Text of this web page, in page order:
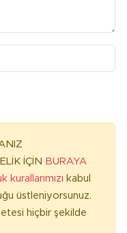
İÇİN BURAYA
kurallarımızı kabul
üstleniyorsunuz.
hiçbir şekilde